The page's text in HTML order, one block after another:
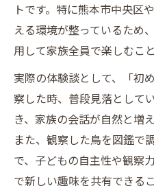
トです。特に熊本市中央区
える環境が整っているため
用して家族全員で楽しむこ
実際の体験談として、「初
察した時、普段見落として
き、家族の会話が自然と増
また、観察した鳥を図鑑で
で、子どもの自主性や観察
で新しい趣味を共有できる